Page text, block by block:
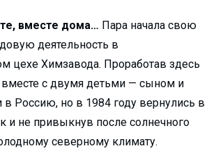
вместе дома… Пара начала свою
деятельность в
цехе Химзавода. Проработав здесь
вместе с двумя детьми — сыном и
в Россию, но в 1984 году вернулись в
и не привыкнув после солнечного
северному климату.